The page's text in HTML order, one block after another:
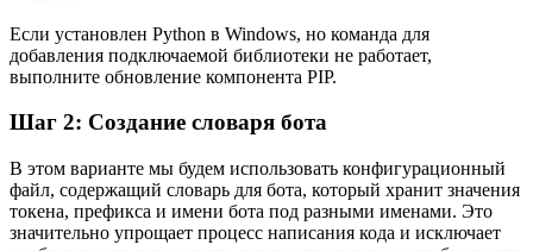
Если установлен Python в Windows, но команда для
добавления подключаемой библиотеки не работает,
выполните обновление компонента PIP.
Шаг 2: Создание словаря бота
В этом варианте мы будем использовать конфигурационный
файл, содержащий словарь для бота, который хранит значения
токена, префикса и имени бота под разными именами. Это
значительно упрощает процесс написания кода и исключает